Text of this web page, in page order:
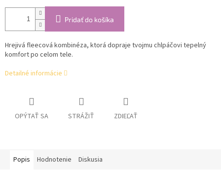
Pridať do košíka
Hrejivá fleecová kombinéza, ktorá dopraje tvojmu chlpáčovi tepelný
komfort po celom tele.
Detailné informácie
OPÝTAŤ SA STRÁŽIŤ ZDIEĽAŤ
Popis Hodnotenie Diskusia